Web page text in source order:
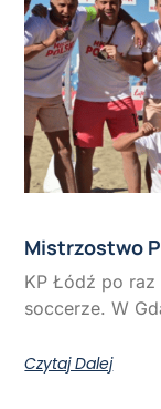
Mistrzostwo
KP Łódź po
soccerze. W
Czytaj Dalej